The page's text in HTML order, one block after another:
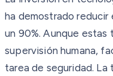
ha demostrado
un 90%. Aunque estas
supervisión humana,
tarea de seguridad. La